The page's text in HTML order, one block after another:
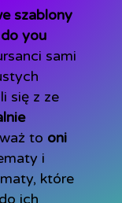
szablony
you
sami
się z ze
to oni
i
które
ich